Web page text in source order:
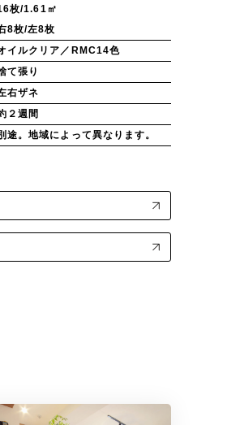
枚/1.61㎡
8枚/左8枚
イルクリア／RMC14色
て張り
右ザネ
２週間
途。地域によって異なります。